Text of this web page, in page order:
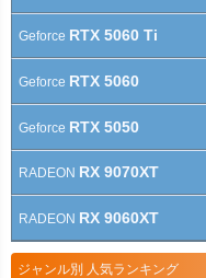
Geforce RTX 5060 Ti
Geforce RTX 5060
Geforce RTX 5050
RADEON RX 9070XT
RADEON RX 9060XT
ジャンル別 人気ランキング